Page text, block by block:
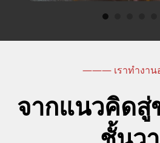
——— เราทำงาน
จากแนวคิดสู่